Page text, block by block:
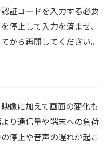
証コードを入力する必要
停止して入力を済ませ、
から再開してください。
像に加えて画面の変化も
り通信量や端末への負荷
停止や音声の遅れが起こ